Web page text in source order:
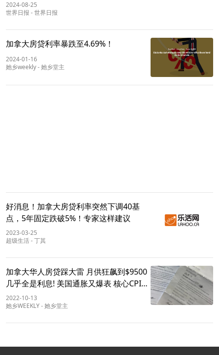
2024-08-25
世界日报 -世界日报
加拿大房贷利率暴跌至4.69%！
2024-01-16
她乡weekly-她乡堂主
好消息！加拿大房贷利率突然下调40基
点，5年固定跌破5%！专家这样建议
2023-03-25
超级生活-丁其
加拿大华人房贷踩大雷 月供狂飙到$9500
几乎全是利息! 美国通胀又爆表 核心CPI创
40年新高!
2022-10-13
她乡WEEKLY-她乡堂主